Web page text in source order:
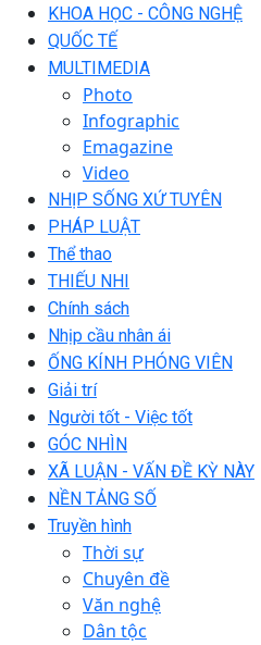
KHOA HỌC - CÔNG NGHỆ
QUỐC TẾ
MULTIMEDIA
Photo
Infographic
Emagazine
Video
NHỊP SỐNG XỨ TUYÊN
PHÁP LUẬT
Thể thao
THIẾU NHI
Chính sách
Nhịp cầu nhân ái
ỐNG KÍNH PHÓNG VIÊN
Giải trí
Người tốt - Việc tốt
GÓC NHÌN
XÃ LUẬN - VẤN ĐỀ KỲ NÀY
NỀN TẢNG SỐ
Truyền hình
Thời sự
Chuyên đề
Văn nghệ
Dân tộc